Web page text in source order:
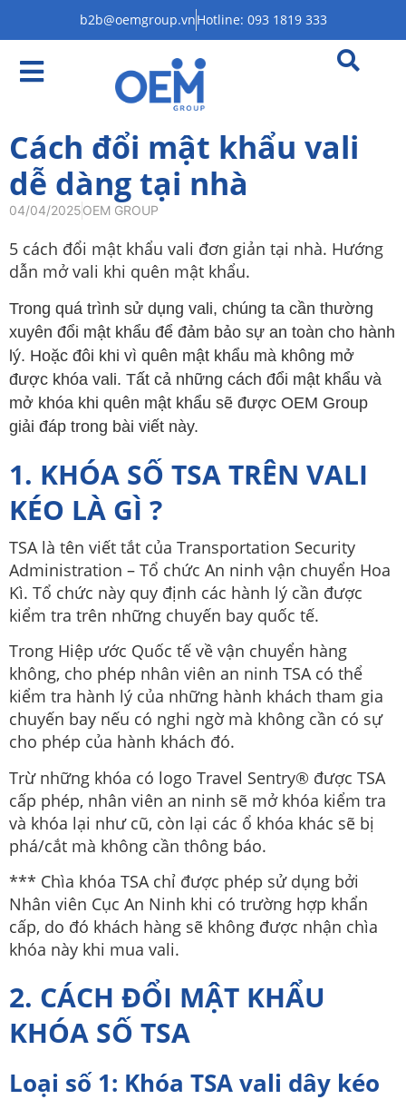
b2b@oemgroup.vnHotline: 093 1819 333
Cách đổi mật khẩu vali
dễ dàng tại nhà
04/04/2025OEM GROUP
5 cách đổi mật khẩu vali đơn giản tại nhà. Hướng
dẫn mở vali khi quên mật khẩu.
Trong quá trình sử dụng vali, chúng ta cần thường
xuyên đổi mật khẩu để đảm bảo sự an toàn cho hành
lý. Hoặc đôi khi vì quên mật khẩu mà không mở
được khóa vali. Tất cả những cách đổi mật khẩu và
mở khóa khi quên mật khẩu sẽ được OEM Group
giải đáp trong bài viết này.
1. KHÓA SỐ TSA TRÊN VALI
KÉO LÀ GÌ ?
TSA là tên viết tắt của Transportation Security
Administration – Tổ chức An ninh vận chuyển Hoa
Kì. Tổ chức này quy định các hành lý cần được
kiểm tra trên những chuyến bay quốc tế.
Trong Hiệp ước Quốc tế về vận chuyển hàng
không, cho phép nhân viên an ninh TSA có thể
kiểm tra hành lý của những hành khách tham gia
chuyến bay nếu có nghi ngờ mà không cần có sự
cho phép của hành khách đó.
Trừ những khóa có logo Travel Sentry® được TSA
cấp phép, nhân viên an ninh sẽ mở khóa kiểm tra
và khóa lại như cũ, còn lại các ổ khóa khác sẽ bị
phá/cắt mà không cần thông báo.
*** Chìa khóa TSA chỉ được phép sử dụng bởi
Nhân viên Cục An Ninh khi có trường hợp khẩn
cấp, do đó khách hàng sẽ không được nhận chìa
khóa này khi mua vali.
2. CÁCH ĐỔI MẬT KHẨU
KHÓA SỐ TSA
Loại số 1: Khóa TSA vali dây kéo